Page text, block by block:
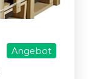
Angebot